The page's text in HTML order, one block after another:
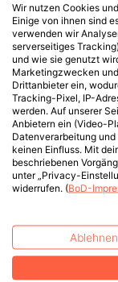
Wir nutzen Cookies
Einige von ihnen sind
verwenden wir
serverseitiges
und wie sie genutzt
Marketingzwecken
Drittanbieter ein,
Tracking-Pixel, IP-
werden. Auf unserer
Anbietern ein (Video-
Datenverarbeitung
keinen Einfluss. Mit
beschriebenen
unter „Privacy-
widerrufen. (BoD-
Ablehnen